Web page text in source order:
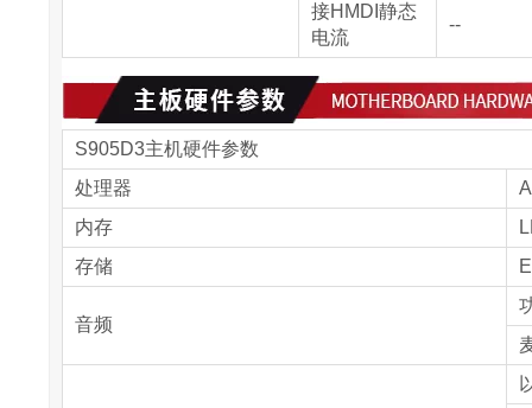
接HMDI静态
电流
--
S905D3主机硬件参数
处理器
内存
存储
音频